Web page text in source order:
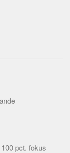
pct. fokus